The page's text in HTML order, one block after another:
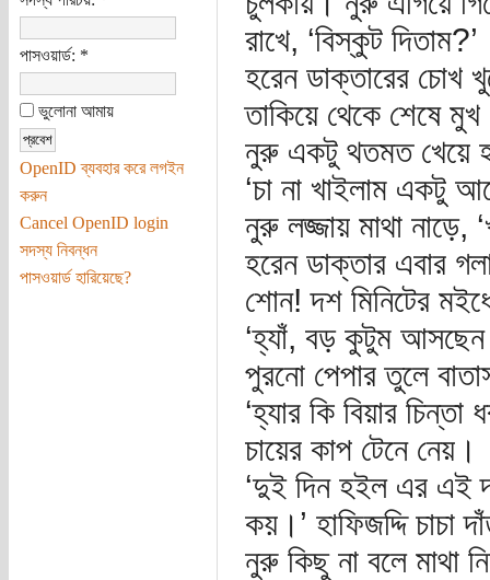
পাসওয়ার্ড: *
ভুলোনা আমায়
OpenID ব্যবহার করে লগইন
করুন
Cancel OpenID login
সদস্য নিবন্ধন
পাসওয়ার্ড হারিয়েছে?
রাখে, ‘বিস্কুট দিতাম?’
হরেন ডাক্তারের চোখ
তাকিয়ে থেকে শেষে
নুরু একটু থতমত খেয়ে
‘চা না খাইলাম একটু
নুরু লজ্জায় মাথা
হরেন ডাক্তার এবার
শোন! দশ মিনিটের
‘হ্যাঁ, বড় কুটুম আসছেন
পুরনো পেপার তুলে
‘হ্যার কি বিয়ার
চায়ের কাপ টেনে নেয়।
‘দুই দিন হইল এর এই
কয়।’ হাফিজদ্দি চাচা
নুরু কিছু না বলে মাথা